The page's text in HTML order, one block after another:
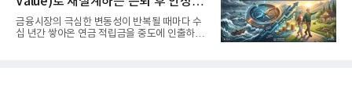
생활보장과 평생소득 전략
금융시장의 극심한 변동성이 반복될 때마다 수
십 년간 쌓아온 연금 적립금을 중도에 인출하거